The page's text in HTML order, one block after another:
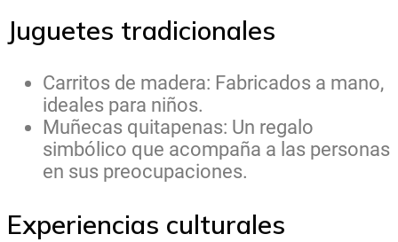
Juguetes tradicionales
Carritos de madera: Fabricados a mano,
ideales para niños.
Muñecas quitapenas: Un regalo
simbólico que acompaña a las personas
en sus preocupaciones.
Experiencias culturales